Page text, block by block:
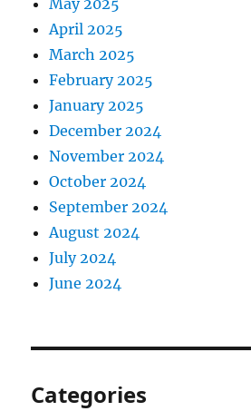
May 2025
April 2025
March 2025
February 2025
January 2025
December 2024
November 2024
October 2024
September 2024
August 2024
July 2024
June 2024
Categories